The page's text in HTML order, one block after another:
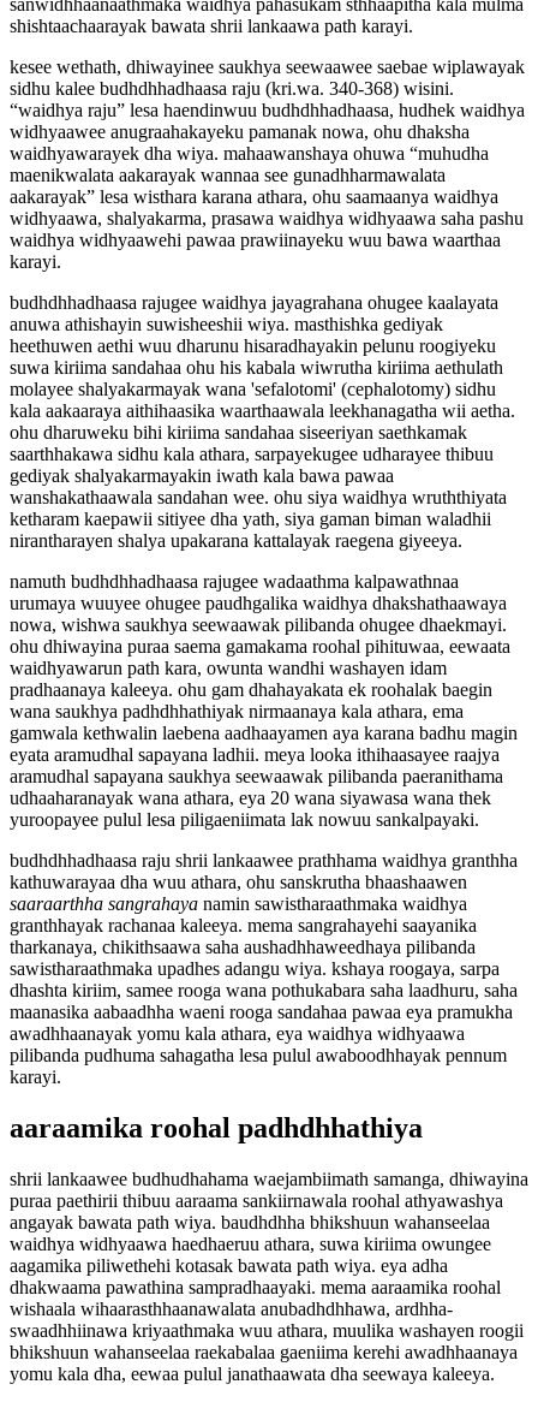
sanwidhhaanaathmaka waidhya pahasukam sthhaapitha kala mulma
shishtaachaarayak bawata shrii lankaawa path karayi.
kesee wethath, dhiwayinee saukhya seewaawee saebae wiplawayak
sidhu kalee budhdhhadhaasa raju (kri.wa. 340-368) wisini.
“waidhya raju” lesa haendinwuu budhdhhadhaasa, hudhek waidhya
widhyaawee anugraahakayeku pamanak nowa, ohu dhaksha
waidhyawarayek dha wiya. mahaawanshaya ohuwa “muhudha
maenikwalata aakarayak wannaa see gunadhharmawalata
aakarayak” lesa wisthara karana athara, ohu saamaanya waidhya
widhyaawa, shalyakarma, prasawa waidhya widhyaawa saha pashu
waidhya widhyaawehi pawaa prawiinayeku wuu bawa waarthaa
karayi.
budhdhhadhaasa rajugee waidhya jayagrahana ohugee kaalayata
anuwa athishayin suwisheeshii wiya. masthishka gediyak
heethuwen aethi wuu dharunu hisaradhayakin pelunu roogiyeku
suwa kiriima sandahaa ohu his kabala wiwrutha kiriima aethulath
molayee shalyakarmayak wana 'sefalotomi' (cephalotomy) sidhu
kala aakaaraya aithihaasika waarthaawala leekhanagatha wii aetha.
ohu dharuweku bihi kiriima sandahaa siseeriyan saethkamak
saarthhakawa sidhu kala athara, sarpayekugee udharayee thibuu
gediyak shalyakarmayakin iwath kala bawa pawaa
wanshakathaawala sandahan wee. ohu siya waidhya wruththiyata
ketharam kaepawii sitiyee dha yath, siya gaman biman waladhii
nirantharayen shalya upakarana kattalayak raegena giyeeya.
namuth budhdhhadhaasa rajugee wadaathma kalpawathnaa
urumaya wuuyee ohugee paudhgalika waidhya dhakshathaawaya
nowa, wishwa saukhya seewaawak pilibanda ohugee dhaekmayi.
ohu dhiwayina puraa saema gamakama roohal pihituwaa, eewaata
waidhyawarun path kara, owunta wandhi washayen idam
pradhaanaya kaleeya. ohu gam dhahayakata ek roohalak baegin
wana saukhya padhdhhathiyak nirmaanaya kala athara, ema
gamwala kethwalin laebena aadhaayamen aya karana badhu magin
eyata aramudhal sapayana ladhii. meya looka ithihaasayee raajya
aramudhal sapayana saukhya seewaawak pilibanda paeranithama
udhaaharanayak wana athara, eya 20 wana siyawasa wana thek
yuroopayee pulul lesa piligaeniimata lak nowuu sankalpayaki.
budhdhhadhaasa raju shrii lankaawee prathhama waidhya granthha
kathuwarayaa dha wuu athara, ohu sanskrutha bhaashaawen
saaraarthha sangrahaya namin sawistharaathmaka waidhya
granthhayak rachanaa kaleeya. mema sangrahayehi saayanika
tharkanaya, chikithsaawa saha aushadhhaweedhaya pilibanda
sawistharaathmaka upadhes adangu wiya. kshaya roogaya, sarpa
dhashta kiriim, samee rooga wana pothukabara saha laadhuru, saha
maanasika aabaadhha waeni rooga sandahaa pawaa eya pramukha
awadhhaanayak yomu kala athara, eya waidhya widhyaawa
pilibanda pudhuma sahagatha lesa pulul awaboodhhayak pennum
karayi.
aaraamika roohal padhdhhathiya
shrii lankaawee budhudhahama waejambiimath samanga, dhiwayina
puraa paethirii thibuu aaraama sankiirnawala roohal athyawashya
angayak bawata path wiya. baudhdhha bhikshuun wahanseelaa
waidhya widhyaawa haedhaeruu athara, suwa kiriima owungee
aagamika piliwethehi kotasak bawata path wiya. eya adha
dhakwaama pawathina sampradhaayaki. mema aaraamika roohal
wishaala wihaarasthhaanawalata anubadhdhhawa, ardhha-
swaadhhiinawa kriyaathmaka wuu athara, muulika washayen roogii
bhikshuun wahanseelaa raekabalaa gaeniima kerehi awadhhaanaya
yomu kala dha, eewaa pulul janathaawata dha seewaya kaleeya.